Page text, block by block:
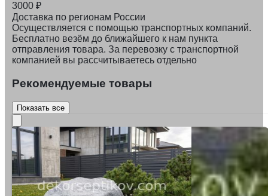
3000 ₽
Доставка по регионам России
Осуществляется с помощью транспортных компаний.
Бесплатно везём до ближайшего к нам пункта
отправления товара. За перевозку с транспортной
компанией вы рассчитываетесь отдельно
Рекомендуемые товары
Показать все